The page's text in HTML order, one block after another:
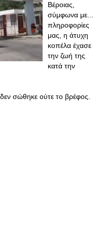
Βέροιας,
σύμφωνα με...
πληροφορίες
μας, η άτυχη
κοπέλα έχασε
την ζωή της
κατά την
σώθηκε ούτε το βρέφος.